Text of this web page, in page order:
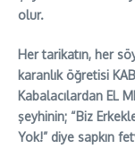
olur.
Her tarikatın, her
karanlık öğretisi
Kabalacılardan EL
şeyhinin; “Biz
Yok!” diye sapkın